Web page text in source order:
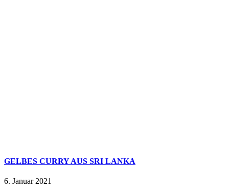
GELBES CURRY AUS SRI LANKA
6. Januar 2021